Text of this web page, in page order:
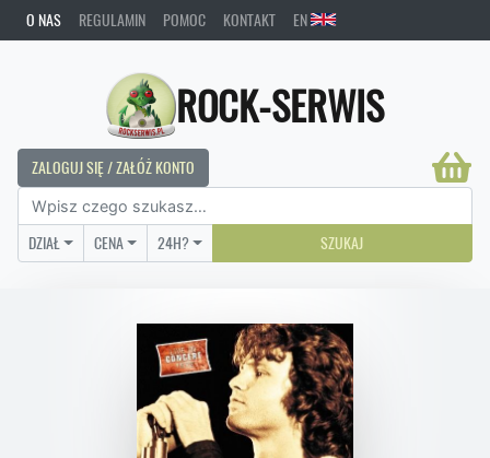
O NAS REGULAMIN POMOC KONTAKT EN
ROCK-SERWIS
ZALOGUJ SIĘ / ZAŁÓŻ KONTO
DZIAŁ CENA 24H? SZUKAJ